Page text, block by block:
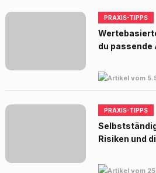
PRAXIS-TIPPS
du passende
PRAXIS-TIPPS
Risiken und